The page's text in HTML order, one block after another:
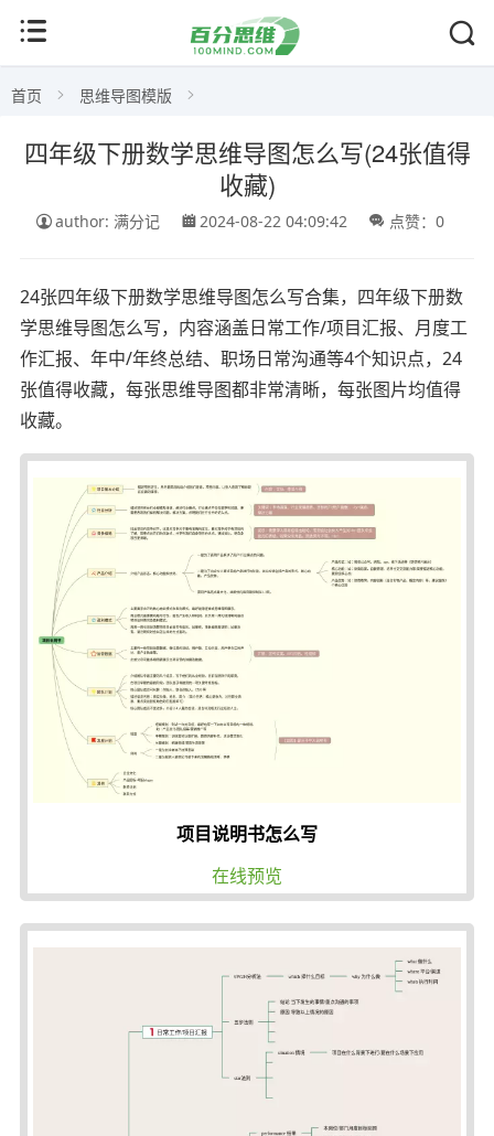
首页 思维导图模版
四年级下册数学思维导图怎么写(24张值得
收藏)
author: 满分记 2024-08-22 04:09:42 点赞：0
24张四年级下册数学思维导图怎么写合集，四年级下册数
学思维导图怎么写，内容涵盖日常工作/项目汇报、月度工
作汇报、年中/年终总结、职场日常沟通等4个知识点，24
张值得收藏，每张思维导图都非常清晰，每张图片均值得
收藏。
项目说明书怎么写
在线预览